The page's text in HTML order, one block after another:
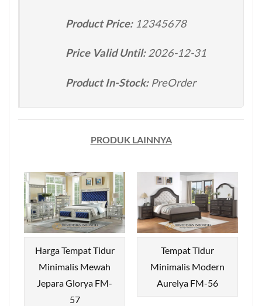
Product Price: 12345678
Price Valid Until:2026-12-31
Product In-Stock: PreOrder
PRODUK LAINNYA
Harga Tempat Tidur
Minimalis Mewah
Jepara Glorya FM-
57
Tempat Tidur
Minimalis Modern
Aurelya FM-56